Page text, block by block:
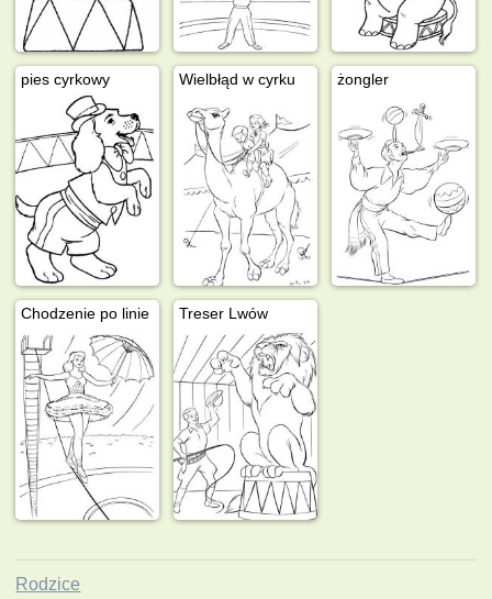
pies cyrkowy Wielbłąd w cyrku żongler
Chodzenie po linie Treser Lwów
Rodzice